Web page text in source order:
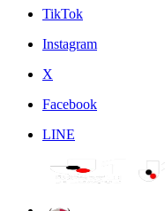
TikTok
Instagram
X
Facebook
LINE